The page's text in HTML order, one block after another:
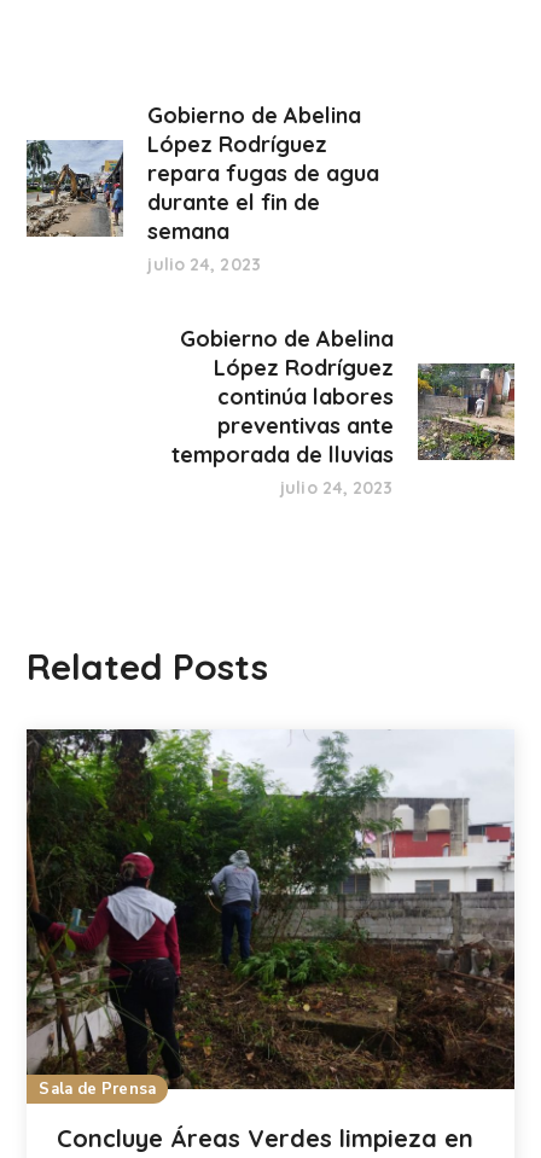
Gobierno de Abelina
López Rodríguez
repara fugas de agua
durante el fin de
semana
julio 24, 2023
Gobierno de Abelina
López Rodríguez
continúa labores
preventivas ante
temporada de lluvias
julio 24, 2023
Related Posts
Sala de Prensa
Concluye Áreas Verdes limpieza en